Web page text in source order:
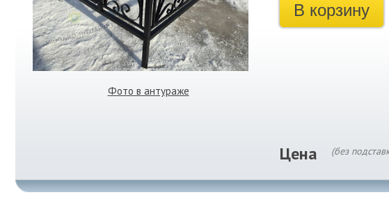
Фото в антураже
В корзину
Цена (без